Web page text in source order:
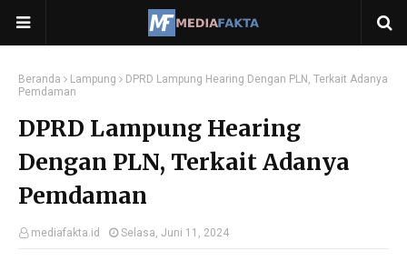
Beranda Lampung
DPRD Lampung Hearing Dengan PLN, Terkait Adanya
Pemdaman
DPRD Lampung Hearing
Dengan PLN, Terkait Adanya
Pemdaman
mediafakta.id Selasa, Juni 11, 2024